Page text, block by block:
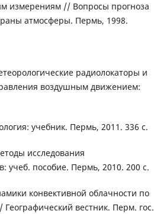
измерениям // Вопросы прогноза
атмосферы. Пермь, 1998.
радиолокаторы и
воздушным движением:
учебник. Пермь, 2011. 336 с.
исследования
учеб. пособие. Пермь, 2010. 200 с.
конвективной облачности по
вестник. Перм. гос.